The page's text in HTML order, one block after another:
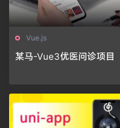
Vue.js
某马-Vue3优医问诊项目